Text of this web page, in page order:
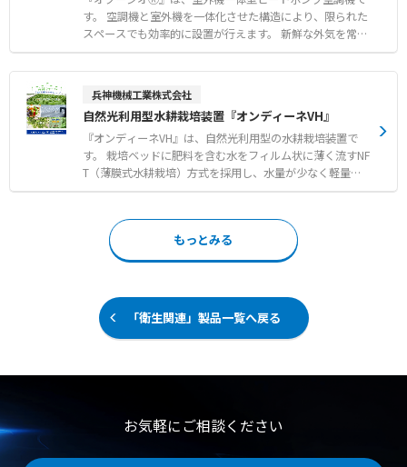
15回の洗濯が可能で、衛生的に繰り返し使用できる点も特
長です。 【特徴】 ●電石不織布「トレミクロン」の吸着
力による毛髪やフケの落下および混入防止 ●肌にやさしく
吸汗性に優れた綿素材のオーベルトによる毛髪はみ出し防
な耐久性 【用途・事例】 ●食品工場や精密機器製造など
高い清浄度が求められる環境での衛生管理 ●量販店の店頭
やバックヤードなどにおける異物混入リスクの低減 ●作業
環境や用途に応じたカスタマイズおよびオーダーメイドで
の運用
す。 空調機と室外機を一体化させた構造により、限られた
スペースでも効率的に設置が行えます。 新鮮な外気を常時
取り入れる全外気システムを採用しており、屋内の空気環
境を快適に維持します。 オプションのドライモジュールを
デフロスト時における冷風送風を緩和いたします。 さらに
水気化式加湿器の搭載も可能であり、乾燥しがちな冬期の
室内にも潤いのある空気を提供します。 【特徴】 ●空調
機と室外機を一体化させた省スペース設計による高い設置
性 ●新鮮な外気を常時取り入れて屋内の空気環境を快適に
保つ全外気システム ●除湿再熱や冬期の冷風送風緩和を可
確実な換気と快適な温度管理が同時に求められる大規模事
業所での一般空調 ●適切な湿度管理が必要な冬期の室内に
おける大容量加湿を伴う空気制御 ●複数台を連携させてデ
兵神機械工業株式会社
自然光利用型水耕栽培装置『オンディーネVH』
『オンディーネVH』は、自然光利用型の水耕栽培装置で
す。 栽培ベッドに肥料を含む水をフィルム状に薄く流すNF
T（薄膜式水耕栽培）方式を採用し、水量が少なく軽量化
されているため、資材コストを抑えることができます。 ス
ースを最大限に活用します。 また、ハイドロコントローラ
により循環養液の肥料濃度や酸度を自動で管理でき、養液
温度の調整も可能なため、作物の生育に適した環境を維持
ト研修が用意されているため、農業未経験の方や異業種か
らの新規参入、農福連携の事業としても取り組みやすいシ
ステムです。 【特徴】 ●NFT方式とスライド式栽培台によ
る資材コスト抑制と面積の有効活用 ●ハイドロコントロー
ら施工および導入後の栽培技術指導まで一貫したトータル
施設などにおける農福連携事業としての活用 ●既存農家に
もっとみる
「衛生関連」製品一覧へ戻る
お気軽にご相談ください